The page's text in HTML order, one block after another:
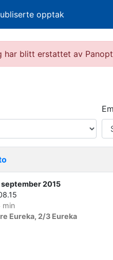
opptak
blitt erstattet av
2015
min
Eureka, 2/3 Eureka